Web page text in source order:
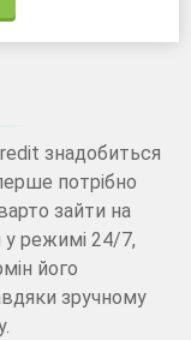
знадобиться
потрібно
зайти на
режимі 24/7,
його
зручному